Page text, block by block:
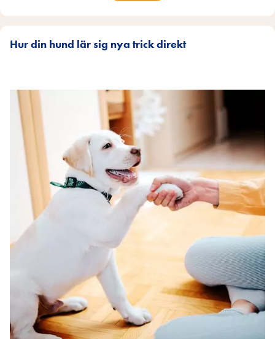
Hur din hund lär sig nya trick direkt